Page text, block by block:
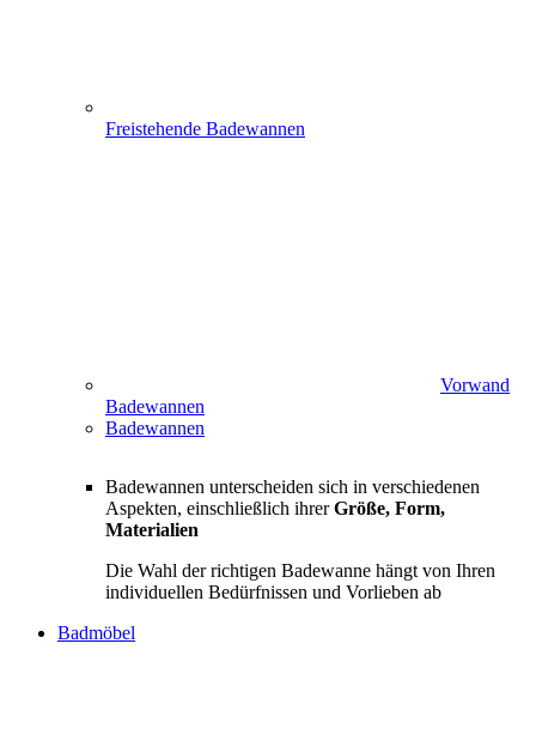
Freistehende Badewannen
Vorwand
Badewannen
Badewannen
Badewannen unterscheiden sich in verschiedenen
Aspekten, einschließlich ihrerGröße, Form,
Materialien
Die Wahl der richtigen Badewanne hängt von Ihren
individuellen Bedürfnissen und Vorlieben ab
Badmöbel